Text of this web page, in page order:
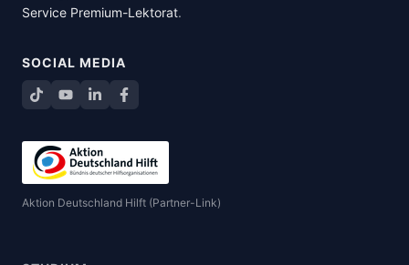
Service Premium-Lektorat.
SOCIAL MEDIA
TikTokYouTube
LinkedInFacebook teilen
Aktion Deutschland Hilft (Partner-Link)